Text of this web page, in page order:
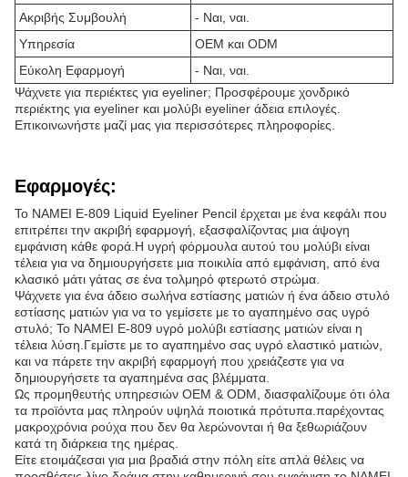
Ακριβής Συμβουλή
- Ναι, ναι.
Υπηρεσία
OEM και ODM
Εύκολη Εφαρμογή
- Ναι, ναι.
Ψάχνετε για περιέκτες για eyeliner; Προσφέρουμε χονδρικό
περιέκτης για eyeliner και μολύβι eyeliner άδεια επιλογές.
Επικοινωνήστε μαζί μας για περισσότερες πληροφορίες.
Εφαρμογές:
Το NAMEI E-809 Liquid Eyeliner Pencil έρχεται με ένα κεφάλι που
επιτρέπει την ακριβή εφαρμογή, εξασφαλίζοντας μια άψογη
εμφάνιση κάθε φορά.Η υγρή φόρμουλα αυτού του μολύβι είναι
τέλεια για να δημιουργήσετε μια ποικιλία από εμφάνιση, από ένα
κλασικό μάτι γάτας σε ένα τολμηρό φτερωτό στρώμα.
Ψάχνετε για ένα άδειο σωλήνα εστίασης ματιών ή ένα άδειο στυλό
εστίασης ματιών για να το γεμίσετε με το αγαπημένο σας υγρό
στυλό; Το NAMEI E-809 υγρό μολύβι εστίασης ματιών είναι η
τέλεια λύση.Γεμίστε με το αγαπημένο σας υγρό ελαστικό ματιών,
και να πάρετε την ακριβή εφαρμογή που χρειάζεστε για να
δημιουργήσετε τα αγαπημένα σας βλέμματα.
Ως προμηθευτής υπηρεσιών OEM & ODM, διασφαλίζουμε ότι όλα
τα προϊόντα μας πληρούν υψηλά ποιοτικά πρότυπα.παρέχοντας
μακροχρόνια ρούχα που δεν θα λερώνονται ή θα ξεθωριάζουν
κατά τη διάρκεια της ημέρας.
Είτε ετοιμάζεσαι για μια βραδιά στην πόλη είτε απλά θέλεις να